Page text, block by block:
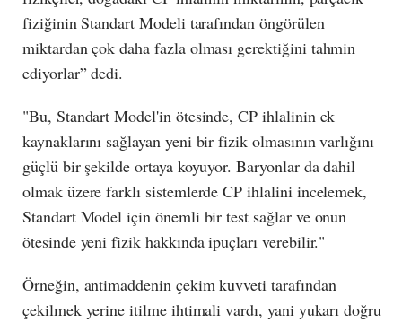
fiziğinin Standart Modeli tarafından öngörülen
miktardan çok daha fazla olması gerektiğini tahmin
ediyorlar” dedi.
"Bu, Standart Model'in ötesinde, CP ihlalinin ek
kaynaklarını sağlayan yeni bir fizik olmasının varlığını
güçlü bir şekilde ortaya koyuyor. Baryonlar da dahil
olmak üzere farklı sistemlerde CP ihlalini incelemek,
Standart Model için önemli bir test sağlar ve onun
ötesinde yeni fizik hakkında ipuçları verebilir."
Örneğin, antimaddenin çekim kuvveti tarafından
çekilmek yerine itilme ihtimali vardı, yani yukarı doğru